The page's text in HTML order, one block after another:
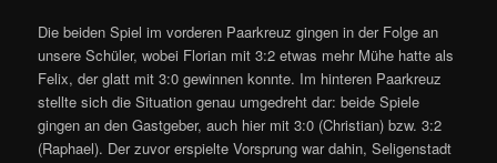
Die beiden Spiel im vorderen Paarkreuz gingen in der Folge an
unsere Schüler, wobei Florian mit 3:2 etwas mehr Mühe hatte als
Felix, der glatt mit 3:0 gewinnen konnte. Im hinteren Paarkreuz
stellte sich die Situation genau umgedreht dar: beide Spiele
gingen an den Gastgeber, auch hier mit 3:0 (Christian) bzw. 3:2
(Raphael). Der zuvor erspielte Vorsprung war dahin, Seligenstadt